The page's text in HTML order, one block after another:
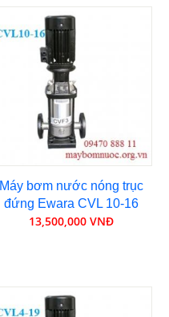
Máy bơm nước nóng trục
đứng Ewara CVL 10-16
13,500,000 VNĐ